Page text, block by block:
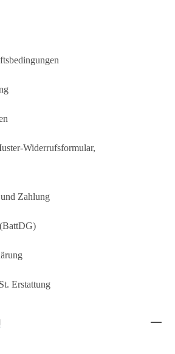
Widerrufsformular,
Zahlung
Erstattung